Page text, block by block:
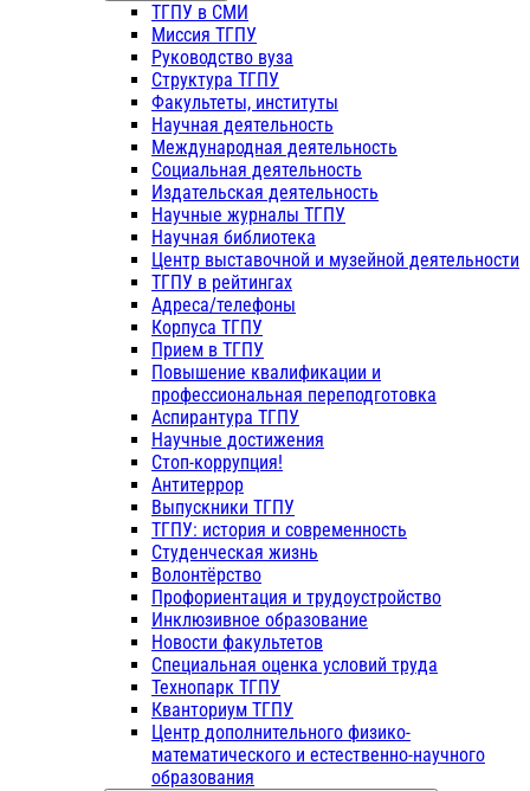
ТГПУ в СМИ
Миссия ТГПУ
Руководство вуза
Структура ТГПУ
Факультеты, институты
Научная деятельность
Международная деятельность
Социальная деятельность
Издательская деятельность
Научные журналы ТГПУ
Научная библиотека
Центр выставочной и музейной деятельности
ТГПУ в рейтингах
Адреса/телефоны
Корпуса ТГПУ
Прием в ТГПУ
Повышение квалификации и
профессиональная переподготовка
Аспирантура ТГПУ
Научные достижения
Стоп-коррупция!
Антитеррор
Выпускники ТГПУ
ТГПУ: история и современность
Студенческая жизнь
Волонтёрство
Профориентация и трудоустройство
Инклюзивное образование
Новости факультетов
Специальная оценка условий труда
Технопарк ТГПУ
Кванториум ТГПУ
Центр дополнительного физико-
математического и естественно-научного
образования